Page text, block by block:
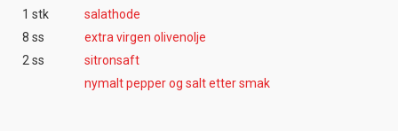
1 stk
salathode
8 ss
extra virgen olivenolje
2 ss
sitronsaft
nymalt pepper og salt etter smak